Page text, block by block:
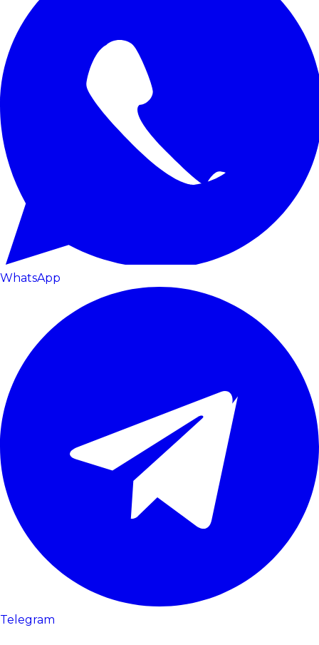
WhatsApp
Telegram